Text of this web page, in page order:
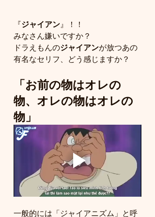
『 ジャイアン 』！！
みなさん嫌いですか？
ドラえもんのジャイアンが放つあの
有名なセリフ、どう感じますか？
「お前の物はオレの
物、オレの物はオレの
物」
一般的には「ジャイアニズム」と呼